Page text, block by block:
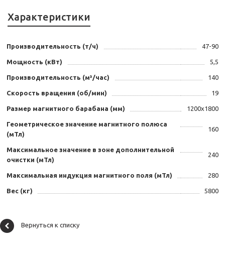
Характеристики
Производительность (т/ч) 47-90
Мощность (кВт) 5,5
Производительность (м³/час) 140
Скорость вращения (об/мин) 19
Размер магнитного барабана (мм) 1200х1800
Геометрическое значение магнитного полюса
(мТл)
160
Максимальное значение в зоне дополнительной
очистки (мТл)
240
Максимальная индукция магнитного поля (мТл) 280
Вес (кг) 5800
Вернуться к списку